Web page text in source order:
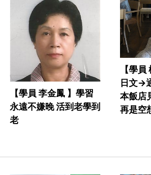
【學員 李金鳳 】學習
永遠不嫌晚 活到老學到
老
【學
日文->
本飯店
再是空